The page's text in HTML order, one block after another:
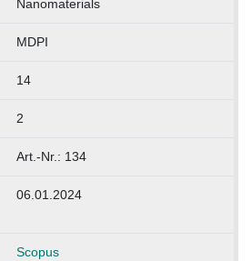
Nanomaterials
MDPI
14
2
Art.-Nr.: 134
06.01.2024
Scopus